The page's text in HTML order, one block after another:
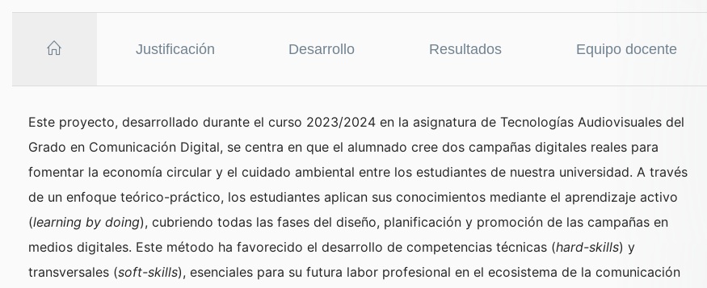
Justificación Desarrollo Resultados Equipo docente
Este proyecto, desarrollado durante el curso 2023/2024 en la asignatura de Tecnologías Audiovisuales del
Grado en Comunicación Digital, se centra en que el alumnado cree dos campañas digitales reales para
fomentar la economía circular y el cuidado ambiental entre los estudiantes de nuestra universidad. A través
de un enfoque teórico-práctico, los estudiantes aplican sus conocimientos mediante el aprendizaje activo
(learning by doing), cubriendo todas las fases del diseño, planificación y promoción de las campañas en
medios digitales. Este método ha favorecido el desarrollo de competencias técnicas (hard-skills) y
transversales (soft-skills), esenciales para su futura labor profesional en el ecosistema de la comunicación